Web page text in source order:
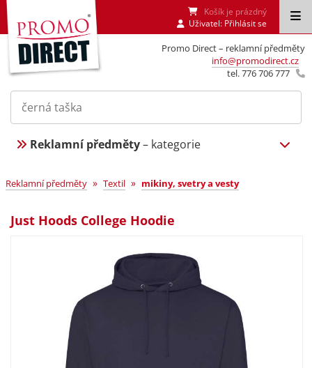
Promo Direct – reklamní předměty
info@promodirect.cz
tel. 776 706 777
Košík je prázdný
Uživatel: Přihlásit se
Reklamní předměty– kategorie
Reklamní předměty » Textil » mikiny, svetry a vesty
Just Hoods College Hoodie